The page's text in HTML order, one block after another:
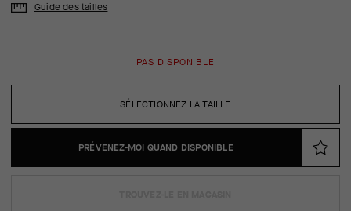
SÉLECTIONNEZ LA TAILLE
Guide des tailles
PAS DISPONIBLE
PRÉVENEZ-MOI QUAND DISPONIBLE